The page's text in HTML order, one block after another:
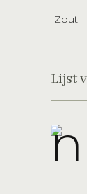
Zout
Lijst